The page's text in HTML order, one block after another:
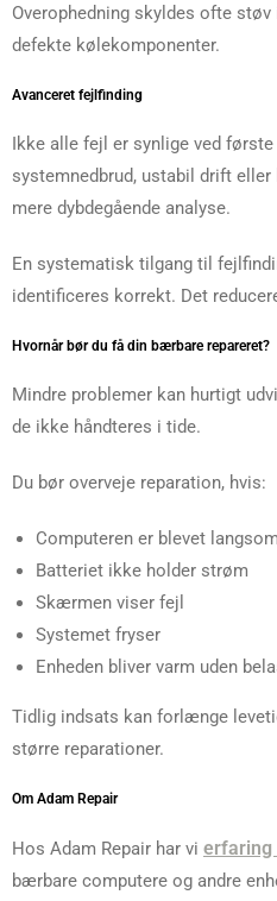
Overophedning skyldes ofte
defekte kølekomponenter.
Avanceret fejlfinding
Ikke alle fejl er synlige ved
systemnedbrud, ustabil drift
mere dybdegående analyse.
En systematisk tilgang til
identificeres korrekt. Det
Hvornår bør du få din bærbare repareret?
Mindre problemer kan hurtigt
de ikke håndteres i tide.
Du bør overveje reparation, hvis:
Computeren er blevet langsom
Batteriet ikke holder strøm
Skærmen viser fejl
Systemet fryser
Enheden bliver varm uden
Tidlig indsats kan forlænge
større reparationer.
Om Adam Repair
Hos Adam Repair har vi erfaring
bærbare computere og andre